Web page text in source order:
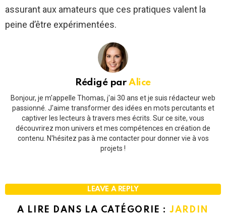
assurant aux amateurs que ces pratiques valent la
peine d’être expérimentées.
Rédigé parAlice
Bonjour, je m'appelle Thomas, j'ai 30 ans et je suis rédacteur web
passionné. J'aime transformer des idées en mots percutants et
captiver les lecteurs à travers mes écrits. Sur ce site, vous
découvrirez mon univers et mes compétences en création de
contenu. N'hésitez pas à me contacter pour donner vie à vos
projets !
LEAVE A REPLY
A LIRE DANS LA CATÉGORIE :JARDIN